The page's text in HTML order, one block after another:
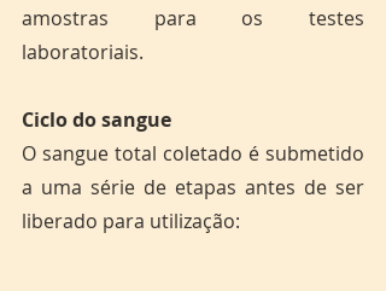
amostras para os testes
laboratoriais.
Ciclo do sangue
O sangue total coletado é submetido
a uma série de etapas antes de ser
liberado para utilização: